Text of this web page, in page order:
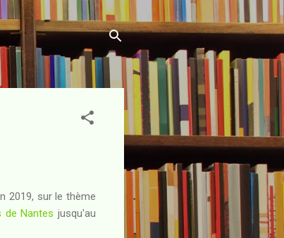
2019, sur le thème
de Nantes jusqu'au